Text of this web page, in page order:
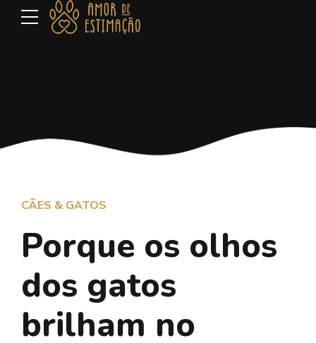
CÃES & GATOS
Porque os olhos
dos gatos
brilham no